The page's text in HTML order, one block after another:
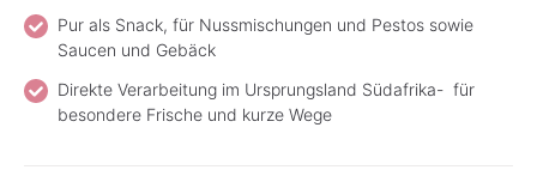
Pur als Snack, für Nussmischungen und Pestos sowie
Saucen und Gebäck
Direkte Verarbeitung im Ursprungsland Südafrika- für
besondere Frische und kurze Wege